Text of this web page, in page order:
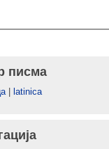
писма
| latinica